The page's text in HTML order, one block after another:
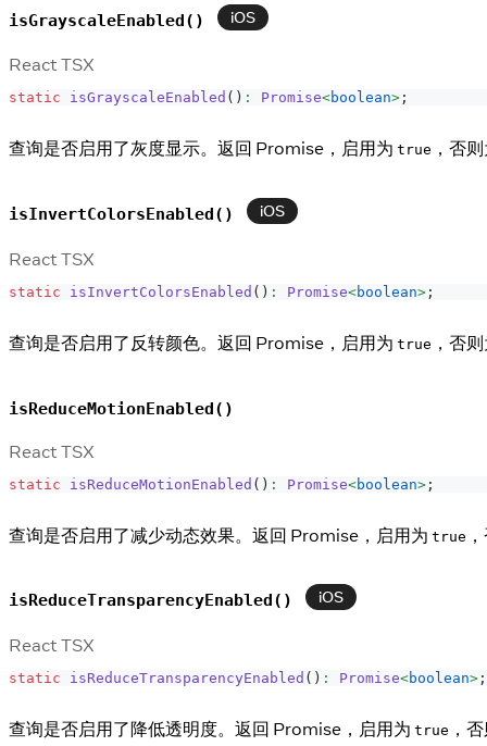
isGrayscaleEnabled() iOS
React TSX
static isGrayscaleEnabled ( ) : Promise<boolean> ;
查询是否启用了灰度显示。返回 Promise，启用为 true ，否
isInvertColorsEnabled() iOS
React TSX
static isInvertColorsEnabled ( ) : Promise<boolean> ;
查询是否启用了反转颜色。返回 Promise，启用为 true ，否
isReduceMotionEnabled()
React TSX
static isReduceMotionEnabled ( ) : Promise<boolean> ;
查询是否启用了减少动态效果。返回 Promise，启用为 true
isReduceTransparencyEnabled() iOS
React TSX
static isReduceTransparencyEnabled ( ) : Promise<boolean> ;
查询是否启用了降低透明度。返回 Promise，启用为 true ，